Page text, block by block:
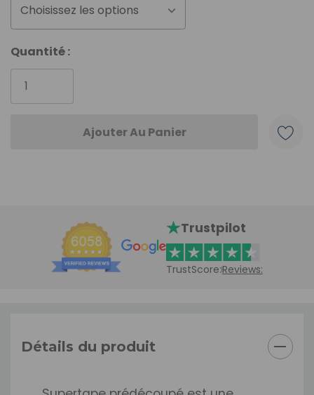
Choisissez les options
Stock
actuel
Quantité :
Trustpilot
TrustScore:Reviews:
Détails du produit